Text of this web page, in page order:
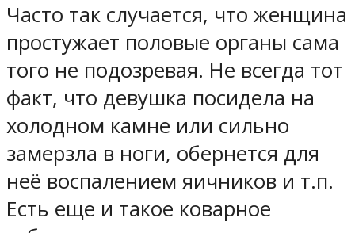
Часто так случается, что женщина
простужает половые органы сама
того не подозревая. Не всегда тот
факт, что девушка посидела на
холодном камне или сильно
замерзла в ноги, обернется для
неё воспалением яичников и т.п.
Есть еще и такое коварное